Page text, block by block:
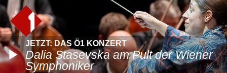
JETZT: DAS Ö1 KONZERT
Dalia Stasevska am Pult der Wiener
Symphoniker